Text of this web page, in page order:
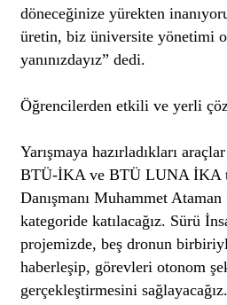
döneceğinize yürekten
üretin, biz üniversite yönetimi
yanınızdayız” dedi.
Öğrencilerden etkili ve yerli
Yarışmaya hazırladıkları
BTÜ-İKA ve BTÜ LUNA İKA
Danışmanı Muhammet Ataman
kategoride katılacağız. Sürü
projemizde, beş dronun
haberleşip, görevleri otonom
gerçekleştirmesini